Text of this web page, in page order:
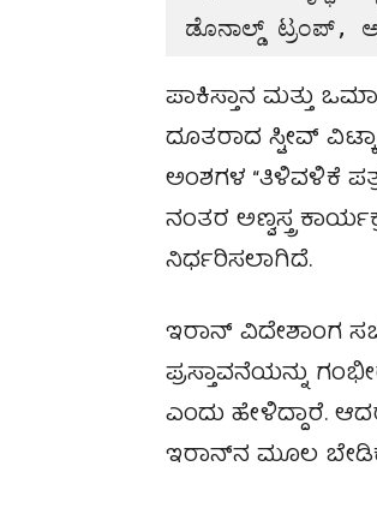
ಡೊನಾಲ್ಡ್ ಟ್ರಂಪ್,
ಪಾಕಿಸ್ತಾನ ಮತ್ತು
ದೂತರಾದ ಸ್ಟೀವ್
ಅಂಶಗಳ “ತಿಳಿವಳಿಕೆ
ನಂತರ ಅಣ್ವಸ್ತ್ರ
ನಿರ್ಧರಿಸಲಾಗಿದೆ.
ಇರಾನ್ ವಿದೇಶಾಂಗ
ಪ್ರಸ್ತಾವನೆಯನ್ನು
ಎಂದು ಹೇಳಿದ್ದಾರೆ.
ಇರಾನ್‌ನ ಮೂಲ